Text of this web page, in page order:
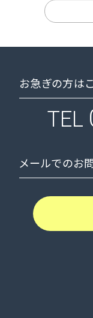
お急ぎの方は
TEL
メールでのお